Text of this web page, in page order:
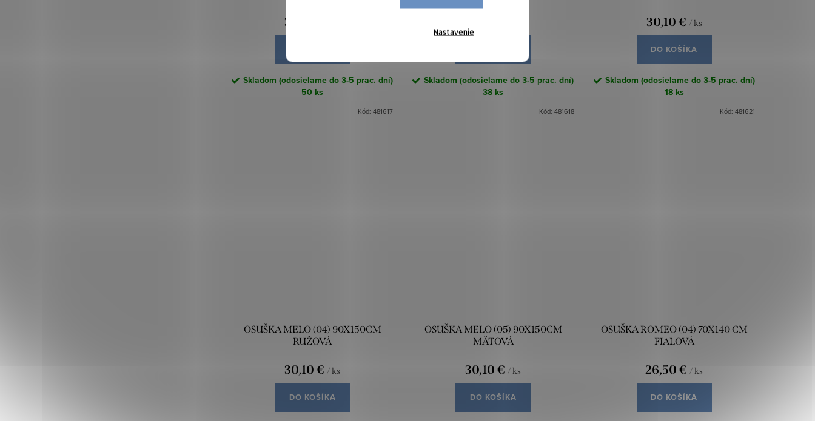
Nastavenie
30,10 €
Skladom (odosielame do 3-5 prac. dní)
50 ks
Kód:481617
Skladom (odosielame do 3-5 prac. dní)
38 ks
Kód: 481618
30,10 € / ks
DO KOŠÍKA
Skladom (odosielame do 3-5 prac. dní)
18 ks
Kód: 481621
OSUŠKA MELO (04) 90X150CM
RUŽOVÁ
30,10 €/ ks
DO KOŠÍKA
OSUŠKA MELO (05) 90X150CM
MÄTOVÁ
30,10 €/ ks
DO KOŠÍKA
OSUŠKA ROMEO (04) 70X140 CM
FIALOVÁ
26,50 €/ ks
DO KOŠÍKA